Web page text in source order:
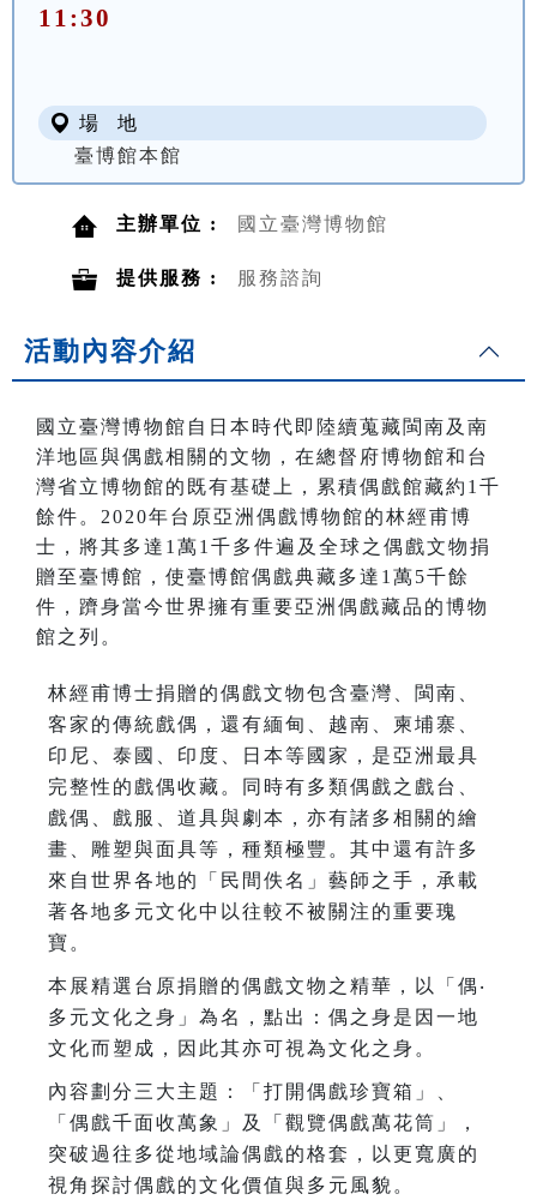
11:30
場 地
臺博館本館
主辦單位 : 國立臺灣博物館
提供服務 : 服務諮詢
活動內容介紹
國立臺灣博物館自日本時代即陸續蒐藏閩南及南
洋地區與偶戲相關的文物，在總督府博物館和台
灣省立博物館的既有基礎上，累積偶戲館藏約 1 千
餘件。 2020年台原亞洲偶戲博物館的林經甫博
士，將其多達 1 萬1 千多件遍及全球之偶戲文物捐
贈至臺博館，使臺博館偶戲典藏多達 1 萬5千餘
件，躋身當今世界擁有重要亞洲偶戲藏品的博物
館之列。
林經甫博士捐贈的偶戲文物包含臺灣、閩南、
客家的傳統戲偶，還有緬甸、越南、柬埔寨、
印尼、泰國、印度、日本等國家，是亞洲最具
完整性的戲偶收藏。同時有多類偶戲之戲台、
戲偶、戲服、道具與劇本，亦有諸多相關的繪
畫、雕塑與面具等，種類極豐。其中還有許多
來自世界各地的「民間佚名」藝師之手，承載
著各地多元文化中以往較不被關注的重要瑰
寶。
本展精選台原捐贈的偶戲文物之精華，以「偶‧
多元文化之身」為名，點出：偶之身是因一地
文化而塑成，因此其亦可視為文化之身。
內容劃分三大主題：「打開偶戲珍寶箱」、
「偶戲千面收萬象」及「觀覽偶戲萬花筒」，
突破過往多從地域論偶戲的格套，以更寬廣的
視角探討偶戲的文化價值與多元風貌。